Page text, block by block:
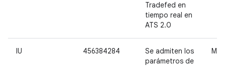
Tradefed en
tiempo real en
ATS 2.0
IU 456384284
Se admiten los
parámetros de